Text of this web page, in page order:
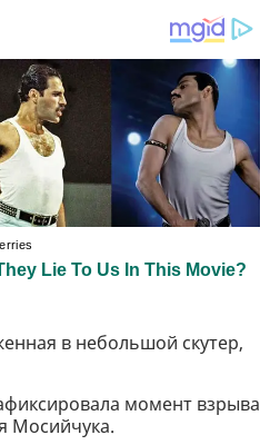
в небольшой скутер,
момент взрыва
Мосийчука.